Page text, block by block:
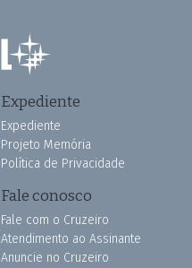
Expediente
Expediente
Projeto Memória
Política de Privacidade
Fale conosco
Fale com o Cruzeiro
Atendimento ao Assinante
Anuncie no Cruzeiro